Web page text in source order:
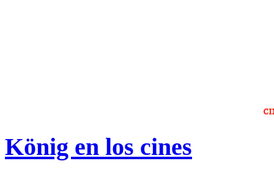
König en los cines